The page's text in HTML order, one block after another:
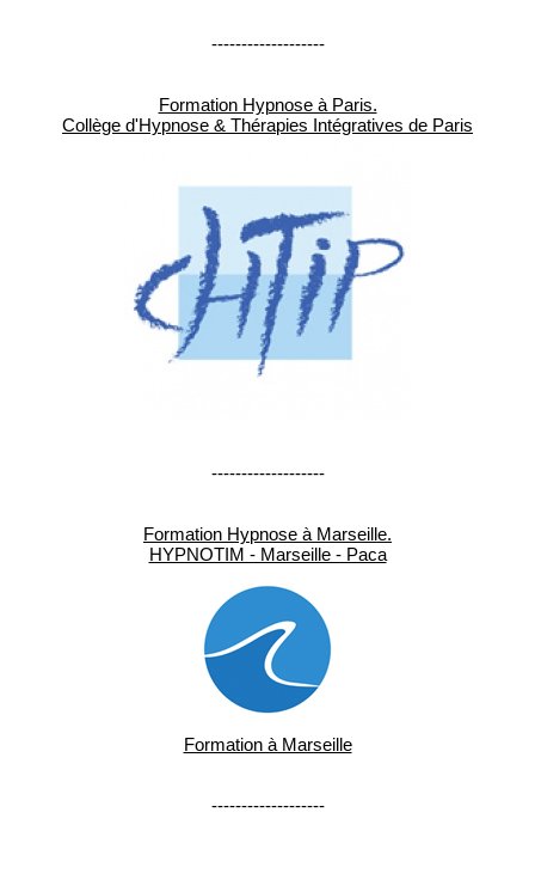
-------------------
Formation Hypnose à Paris.
Collège d'Hypnose & Thérapies Intégratives de Paris
-------------------
Formation Hypnose à Marseille.
HYPNOTIM - Marseille - Paca
Formation à Marseille
-------------------